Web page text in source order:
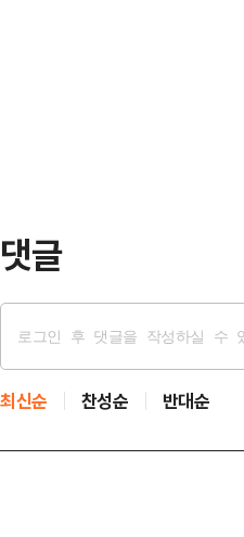
댓글
최신순 찬성순 반대순